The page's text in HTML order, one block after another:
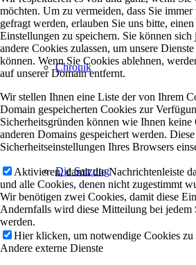
Chronik
Die Satzung
möchten. Um zu vermeiden, dass Sie
gefragt werden, erlauben Sie uns bitte,
Einstellungen zu speichern. Sie können sich
andere Cookies zulassen, um unsere
können. Wenn Sie Cookies ablehnen,
auf unserer Domain entfernt.
Wir stellen Ihnen eine Liste der von Ihrem
Domain gespeicherten Cookies zur
Sicherheitsgründen können wie Ihnen
anderen Domains gespeichert werden.
Sicherheitseinstellungen Ihres Browsers
Aktivieren, damit die Nachrichtenleiste
und alle Cookies, denen nicht zugestimmt
Wir benötigen zwei Cookies, damit diese
Andernfalls wird diese Mitteilung bei jedem
werden.
Hier klicken, um notwendige Cookies
Andere externe Dienste